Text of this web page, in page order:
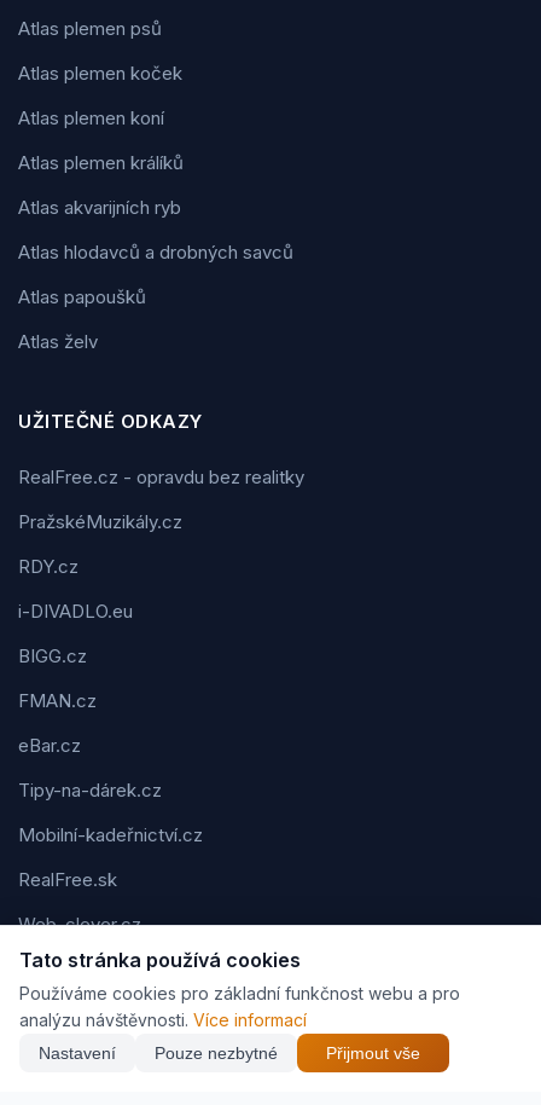
Atlas plemen psů
Atlas plemen koček
Atlas plemen koní
Atlas plemen králíků
Atlas akvarijních ryb
Atlas hlodavců a drobných savců
Atlas papoušků
Atlas želv
UŽITEČNÉ ODKAZY
RealFree.cz - opravdu bez realitky
PražskéMuzikály.cz
RDY.cz
i-DIVADLO.eu
BIGG.cz
FMAN.cz
eBar.cz
Tipy-na-dárek.cz
Mobilní-kadeřnictví.cz
RealFree.sk
Web-clever.cz
Kvízov.cz
Karavaning.net
CVčko.eu
Tato stránka používá cookies
Používáme cookies pro základní funkčnost webu a pro
analýzu návštěvnosti. Více informací
Nastavení Pouze nezbytné Přijmout vše